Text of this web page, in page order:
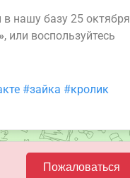
в нашу базу 25 октября
, или воспользуйтесь
#зайка #кролик
Пожаловаться